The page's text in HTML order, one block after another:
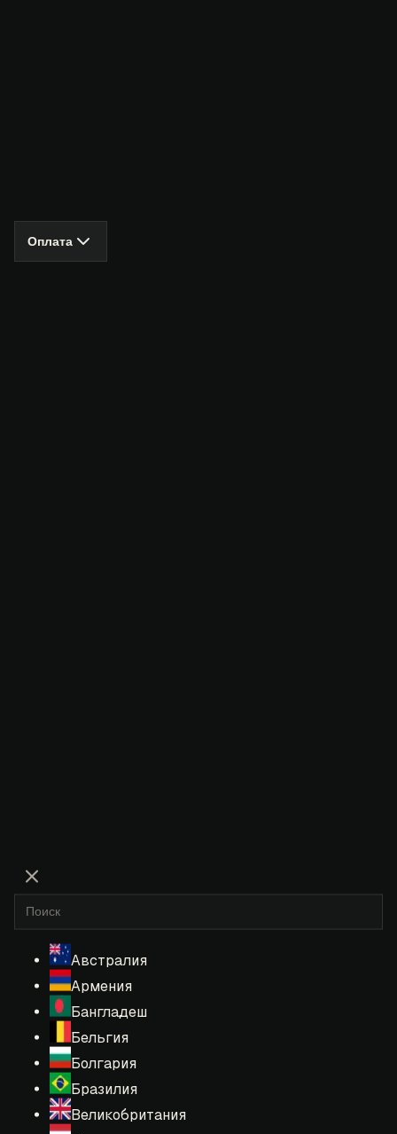
Австралия
Армения
Бангладеш
Бельгия
Болгария
Бразилия
Великобритания
Оплата